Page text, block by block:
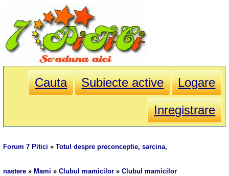
Cauta Subiecte active
Logare
Inregistrare
Forum 7 Pitici »Totul despre preconceptie, sarcina,
nastere » Mami »Clubul mamicilor »Clubul mamicilor